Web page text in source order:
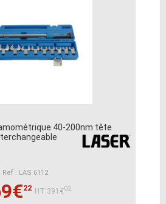
40-200nm tête
Ref : LAS 6112
22 HT:391€02